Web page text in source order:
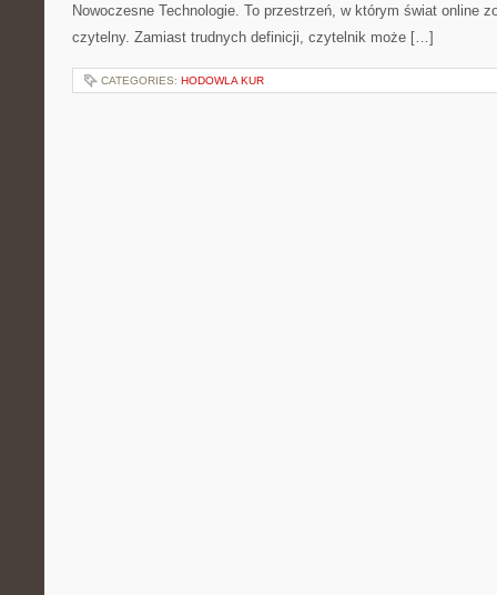
Nowoczesne Technologie. To przestrzeń, w którym świat online
czytelny. Zamiast trudnych definicji, czytelnik może […]
CATEGORIES: HODOWLA KUR